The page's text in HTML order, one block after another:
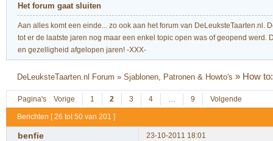
Het forum gaat sluiten
Aan alles komt een einde... zo ook aan het forum van
tot er de laatste jaren nog maar een enkel topic open was of geopend
en gezelligheid afgelopen jaren! -XXX-
DeLeuksteTaarten.nl Forum »Sjablonen, Patronen & Howto's » How
Pagina's Vorige 1 2 3 4 … 9 Volgende
Berichten [ 26 tot 50 van 201 ]
benfie 23-10-2011 18:01